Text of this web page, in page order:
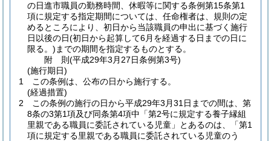
の日進市職員の勤務時間、休暇等に関する条例第15条第1
項に規定する指定期間については、任命権者は、規則の定
めるところにより、初日から当該職員の申出に基づく施行
日以後の日(初日から起算して6月を経過する日までの日に
限る。) までの期間を指定するものとする。
附 則(平成29年3月27日条例第3号)
(施行期日)
1
この条例は、公布の日から施行する。
(経過措置)
2
この条例の施行の日から平成29年3月31日までの間は、第
8条の3第1項及び同条第4項中「第2号に規定する養子縁組
里親である職員に委託されている児童」とあるのは、「第1
項に規定する里親である職員に委託されている児童のう